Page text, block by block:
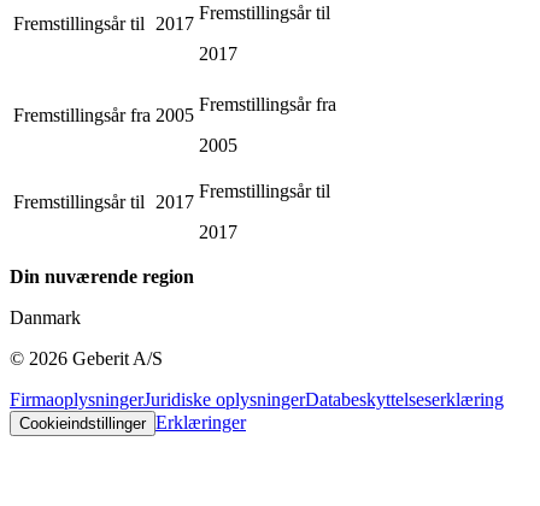
Fremstillingsår til 2017
Fremstillingsår til
2017
Fremstillingsår fra 2005
Fremstillingsår fra
2005
Fremstillingsår til 2017
Fremstillingsår til
2017
Din nuværende region
Danmark
© 2026 Geberit A/S
FirmaoplysningerJuridiske oplysningerDatabeskyttelseserklæring
Cookieindstillinger Erklæringer